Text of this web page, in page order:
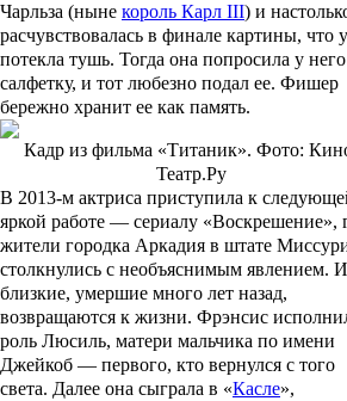
Чарльза (ныне король Карл III) и
расчувствовалась в финале картины, что
потекла тушь. Тогда она попросила у него
салфетку, и тот любезно подал ее. Фишер
бережно хранит ее как память.
Кадр из фильма «Титаник». Фото:
Театр.Ру
В 2013-м актриса приступила к
яркой работе — сериалу «Воскрешение»,
жители городка Аркадия в штате
столкнулись с необъяснимым явлением.
близкие, умершие много лет назад,
возвращаются к жизни. Фрэнсис
роль Люсиль, матери мальчика по имени
Джейкоб — первого, кто вернулся с того
света. Далее она сыграла в «Касле»,